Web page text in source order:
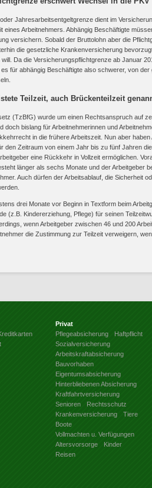
Jahresarbeitsentgeltgrenze dient im
eines Arbeitnehmers. Abhängig Beschäftigte
versichern. Sobald der Bruttolohn aber die
die gesetzliche Krankenversicherung
Da die Versicherungspflichtgrenze ab Januar
für abhängig Beschäftigte also schwerer, von
Teilzeit, auch Brückenteilzeit
(TzBfG) wurde um einen Rechtsanspruch auf
doch bislang für Arbeitnehmerinnen und
in die frühere Arbeitszeit. Nun aber
den Zeitraum von einem Jahr bis zu fünf Jahren
eine Rückkehr in Vollzeit ermöglichen.
länger als sechs Monate und der Arbeitgeber
Auch dürfen der Arbeitsablauf, die Sicherheit
drei Monate vor Beginn in Textform beim
(z.B. Kindererziehung, Pflege) für seinen
wenn Arbeitgeber zwischen 46 und 200
die Zustimmung zur Teilzeit verweigern,
Privat
Pflegeabsicherung
Haftpflicht
Sozialversicherung
Arbeitskraftabsicherung
Bauvorhaben
Eigentumsabsicherung
Hinterbliebenen Absicherung
Kraftfahrtversicherung
Senioren
Rechtsschutz
Krankenversicherung
Tiere
Boote
Vollmachten u. Verfügungen
Altersvorsorge
Kinder
Reisen